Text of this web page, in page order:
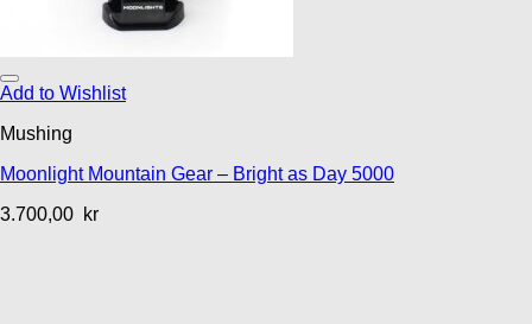
Add to Wishlist
Mushing
Moonlight Mountain Gear – Bright as Day 5000
3.700,00 kr